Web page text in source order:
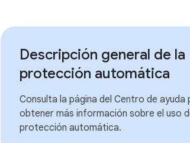
Descripción general de la
protección automática
Consulta la página del Centro de ayuda
obtener más información sobre el uso
protección automática.